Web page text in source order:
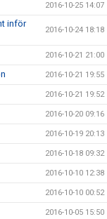
2016-10-25 14:07
inför
2016-10-24 18:18
2016-10-21 21:00
2016-10-21 19:55
2016-10-21 19:52
2016-10-20 09:16
2016-10-19 20:13
2016-10-18 09:32
2016-10-10 12:38
2016-10-10 00:52
2016-10-05 15:50